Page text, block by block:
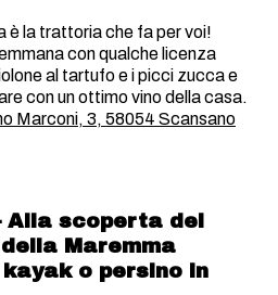
è la trattoria che fa per voi!
con qualche licenza
al tartufo e i picci zucca e
con un ottimo vino della casa.
Marconi, 3, 58054 Scansano
Alla scoperta del
Maremma
o persino in